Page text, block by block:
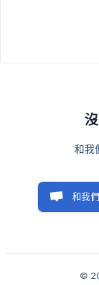
和我
和我
©